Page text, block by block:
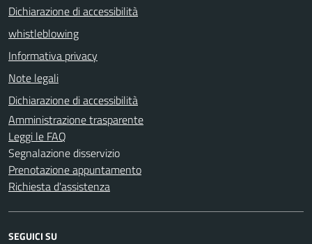
Dichiarazione di accessibilità
whistleblowing
Informativa privacy
Note legali
Dichiarazione di accessibilità
Amministrazione trasparente
Leggi le FAQ
Segnalazione disservizio
Prenotazione appuntamento
Richiesta d'assistenza
SEGUICI SU